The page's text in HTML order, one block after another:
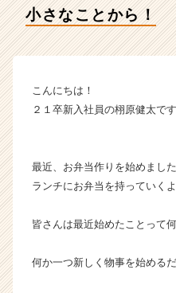
ー・
成
企
ら
ト
が
く
活
小さなことから！
こんにちは！
２１卒新入社員の栩原健太です
最近、お弁当作りを始めました
ランチにお弁当を持っていく
皆さんは最近始めたことって
何か一つ新しく物事を始める